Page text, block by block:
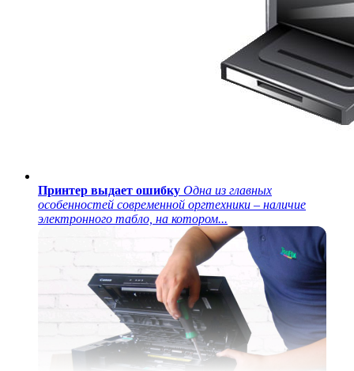
Принтер выдает ошибку Одна из главных
особенностей современной оргтехники – наличие
электронного табло, на котором...